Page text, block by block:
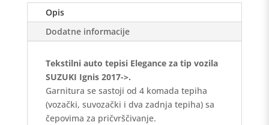
Opis
Dodatne informacije
Tekstilni auto tepisi Elegance za tip vozila
SUZUKI Ignis 2017->.
Garnitura se sastoji od 4 komada tepiha
(vozački, suvozački i dva zadnja tepiha) sa
čepovima za pričvrščivanje.